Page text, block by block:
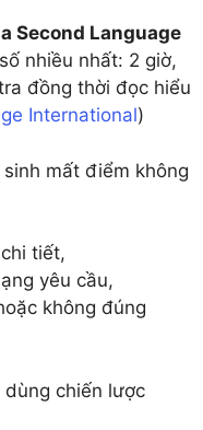
Second Language
nhiều nhất: 2 giờ,
đồng thời đọc hiểu
International)
mất điểm không
tiết,
yêu cầu,
không đúng
chiến lược